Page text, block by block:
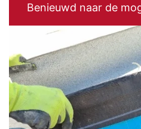
Benieuwd naar de